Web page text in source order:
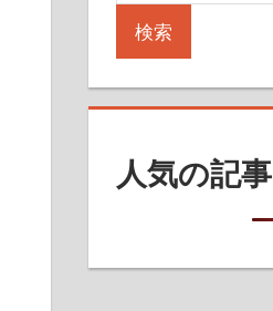
検索
人気の記事